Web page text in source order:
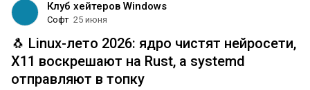
Клуб хейтеров Windows
Софт 25 июня
🐧 Linux-лето 2026: ядро чистят нейросети,
X11 воскрешают на Rust, а systemd
отправляют в топку